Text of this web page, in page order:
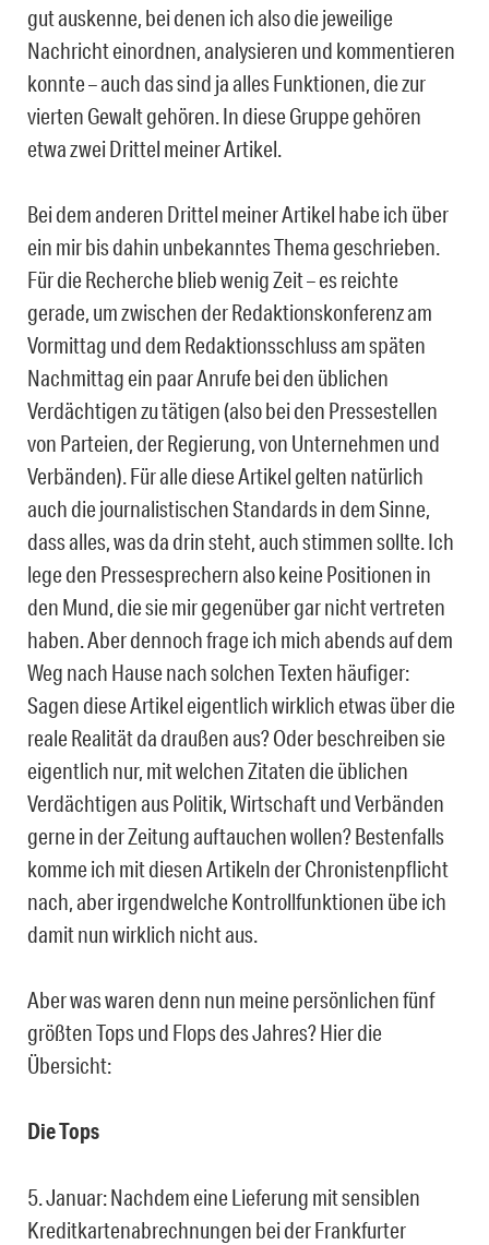
gut auskenne, bei denen ich also die jeweilige
Nachricht einordnen, analysieren und kommentieren
konnte – auch das sind ja alles Funktionen, die zur
vierten Gewalt gehören. In diese Gruppe gehören
etwa zwei Drittel meiner Artikel.
Bei dem anderen Drittel meiner Artikel habe ich über
ein mir bis dahin unbekanntes Thema geschrieben.
Für die Recherche blieb wenig Zeit – es reichte
gerade, um zwischen der Redaktionskonferenz am
Vormittag und dem Redaktionsschluss am späten
Nachmittag ein paar Anrufe bei den üblichen
Verdächtigen zu tätigen (also bei den Pressestellen
von Parteien, der Regierung, von Unternehmen und
Verbänden). Für alle diese Artikel gelten natürlich
auch die journalistischen Standards in dem Sinne,
dass alles, was da drin steht, auch stimmen sollte. Ich
lege den Pressesprechern also keine Positionen in
den Mund, die sie mir gegenüber gar nicht vertreten
haben. Aber dennoch frage ich mich abends auf dem
Weg nach Hause nach solchen Texten häufiger:
Sagen diese Artikel eigentlich wirklich etwas über die
reale Realität da draußen aus? Oder beschreiben sie
eigentlich nur, mit welchen Zitaten die üblichen
Verdächtigen aus Politik, Wirtschaft und Verbänden
gerne in der Zeitung auftauchen wollen? Bestenfalls
komme ich mit diesen Artikeln der Chronistenpflicht
nach, aber irgendwelche Kontrollfunktionen übe ich
damit nun wirklich nicht aus.
Aber was waren denn nun meine persönlichen fünf
größten Tops und Flops des Jahres? Hier die
Übersicht:
Die Tops
5. Januar: Nachdem eine Lieferung mit sensiblen
Kreditkartenabrechnungen bei der Frankfurter